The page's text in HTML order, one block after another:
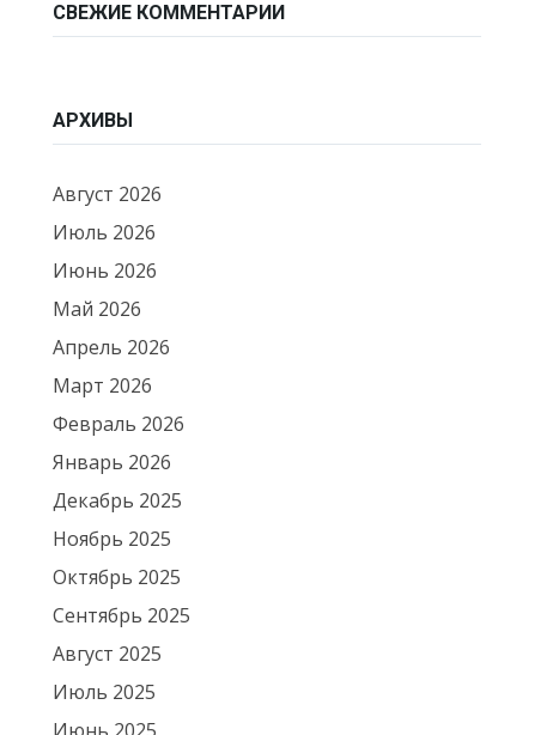
СВЕЖИЕ КОММЕНТАРИИ
АРХИВЫ
Август 2026
Июль 2026
Июнь 2026
Май 2026
Апрель 2026
Март 2026
Февраль 2026
Январь 2026
Декабрь 2025
Ноябрь 2025
Октябрь 2025
Сентябрь 2025
Август 2025
Июль 2025